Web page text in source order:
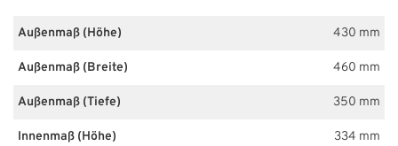
Außenmaß (Höhe) 430 mm
Außenmaß (Breite) 460 mm
Außenmaß (Tiefe) 350 mm
Innenmaß (Höhe) 334 mm